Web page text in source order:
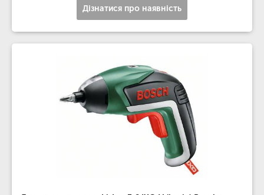
Дізнатися про наявність